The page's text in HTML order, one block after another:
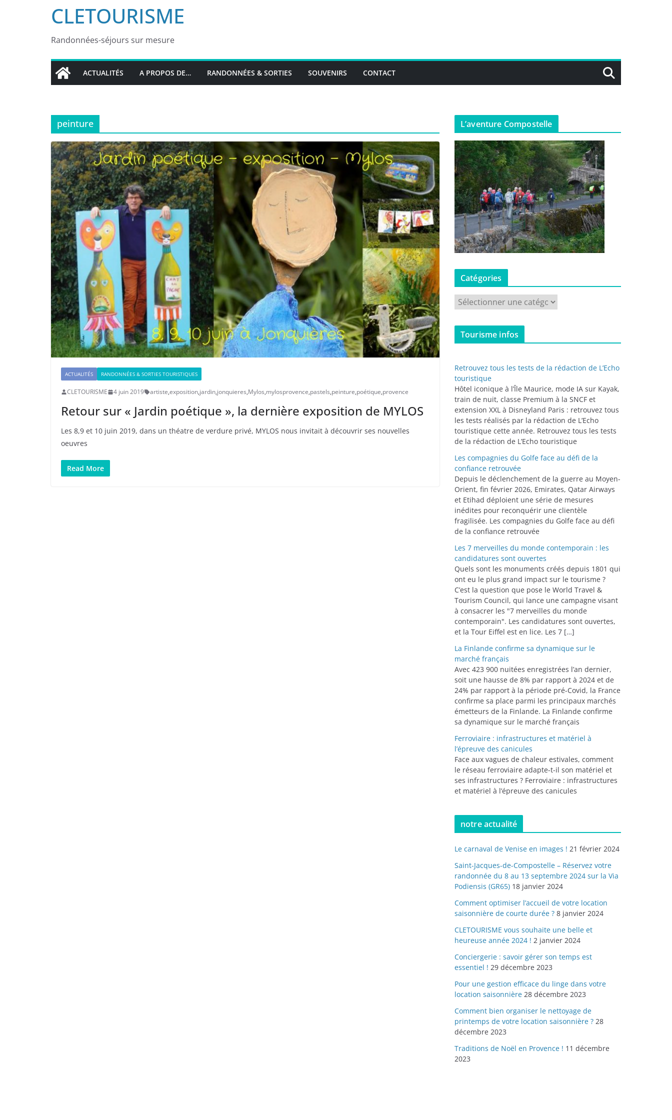
CLETOURISME
Randonnées-séjours sur mesure
ACTUALITÉS A PROPOS DE… RANDONNÉES & SORTIES SOUVENIRS CONTACT
peinture
ACTUALITÉS RANDONNÉES & SORTIES TOURISTIQUES
CLETOURISME 4 juin 2019 artiste,exposition,jardin,jonquieres,Mylos,mylosprovence,pastels,peinture,poétique,provence
Retour sur « Jardin poétique », la dernière exposition de MYLOS
Les 8,9 et 10 juin 2019, dans un théatre de verdure privé, MYLOS nous invitait à découvrir ses nouvelles
oeuvres
Read More
L’aventure Compostelle
Catégories
a
t
r
i
e
s
Tourisme infos
Retrouvez tous les tests de la rédaction de L’Echo
touristique
Hôtel iconique à l’Île Maurice, mode IA sur Kayak,
train de nuit, classe Premium à la SNCF et
extension XXL à Disneyland Paris : retrouvez tous
les tests réalisés par la rédaction de L’Echo
touristique cette année. Retrouvez tous les tests
de la rédaction de L’Echo touristique
Les compagnies du Golfe face au défi de la
confiance retrouvée
Depuis le déclenchement de la guerre au Moyen-
Orient, fin février 2026, Emirates, Qatar Airways
et Etihad déploient une série de mesures
inédites pour reconquérir une clientèle
fragilisée. Les compagnies du Golfe face au défi
de la confiance retrouvée
Les 7 merveilles du monde contemporain : les
candidatures sont ouvertes
Quels sont les monuments créés depuis 1801 qui
ont eu le plus grand impact sur le tourisme ?
C’est la question que pose le World Travel &
Tourism Council, qui lance une campagne visant
à consacrer les "7 merveilles du monde
contemporain". Les candidatures sont ouvertes,
et la Tour Eiffel est en lice. Les 7 […]
La Finlande confirme sa dynamique sur le
marché français
Avec 423 900 nuitées enregistrées l’an dernier,
soit une hausse de 8% par rapport à 2024 et de
24% par rapport à la période pré-Covid, la France
confirme sa place parmi les principaux marchés
émetteurs de la Finlande. La Finlande confirme
sa dynamique sur le marché français
Ferroviaire : infrastructures et matériel à
l’épreuve des canicules
Face aux vagues de chaleur estivales, comment
le réseau ferroviaire adapte-t-il son matériel et
ses infrastructures ? Ferroviaire : infrastructures
et matériel à l’épreuve des canicules
notre actualité
Le carnaval de Venise en images ! 21 février 2024
Saint-Jacques-de-Compostelle – Réservez votre
randonnée du 8 au 13 septembre 2024 sur la Via
Podiensis (GR65) 18 janvier 2024
Comment optimiser l’accueil de votre location
saisonnière de courte durée ? 8 janvier 2024
CLETOURISME vous souhaite une belle et
heureuse année 2024 ! 2 janvier 2024
Conciergerie : savoir gérer son temps est
essentiel ! 29 décembre 2023
Pour une gestion efficace du linge dans votre
location saisonnière 28 décembre 2023
Comment bien organiser le nettoyage de
printemps de votre location saisonnière ? 28
décembre 2023
Traditions de Noël en Provence ! 11 décembre
2023